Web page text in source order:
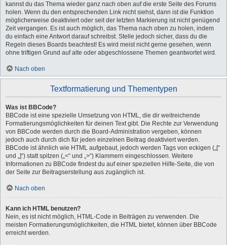
kannst du das Thema wieder ganz nach oben auf die erste Seite des Forums
holen. Wenn du den entsprechenden Link nicht siehst, dann ist die Funktion
möglicherweise deaktiviert oder seit der letzten Markierung ist nicht genügend
Zeit vergangen. Es ist auch möglich, das Thema nach oben zu holen, indem
du einfach eine Antwort darauf schreibst. Stelle jedoch sicher, dass du die
Regeln dieses Boards beachtest! Es wird meist nicht gerne gesehen, wenn
ohne triftigen Grund auf alte oder abgeschlossene Themen geantwortet wird.
Nach oben
Textformatierung und Thementypen
Was ist BBCode?
BBCode ist eine spezielle Umsetzung von HTML, die dir weitreichende
Formatierungsmöglichkeiten für deinen Text gibt. Die Rechte zur Verwendung
von BBCode werden durch die Board-Administration vergeben, können
jedoch auch durch dich für jeden einzelnen Beitrag deaktiviert werden.
BBCode ist ähnlich wie HTML aufgebaut, jedoch werden Tags von eckigen („[“
und „]“) statt spitzen („<“ und „>“) Klammern eingeschlossen. Weitere
Informationen zu BBCode findest du auf einer speziellen Hilfe-Seite, die von
der Seite zur Beitragserstellung aus zugänglich ist.
Nach oben
Kann ich HTML benutzen?
Nein, es ist nicht möglich, HTML-Code in Beiträgen zu verwenden. Die
meisten Formatierungsmöglichkeiten, die HTML bietet, können über BBCode
erreicht werden.